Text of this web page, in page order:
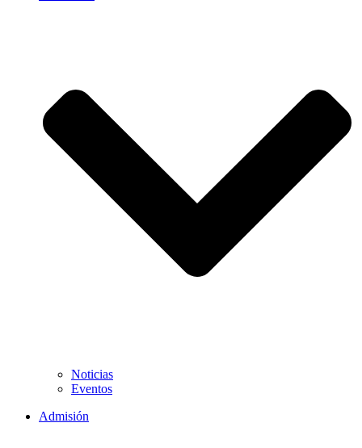
Noticias
Eventos
Admisión